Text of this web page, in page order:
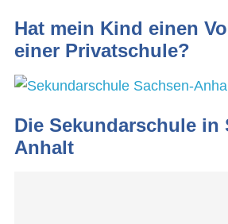
Hat mein Kind einen
einer Privatschule?
Die Sekundarschule in
Anhalt